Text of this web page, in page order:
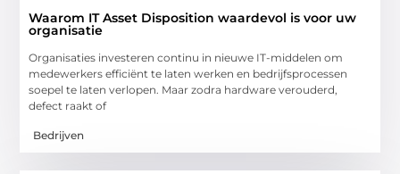
Waarom IT Asset Disposition waardevol is voor uw
organisatie
Organisaties investeren continu in nieuwe IT-middelen om
medewerkers efficiënt te laten werken en bedrijfsprocessen
soepel te laten verlopen. Maar zodra hardware verouderd,
defect raakt of
Bedrijven